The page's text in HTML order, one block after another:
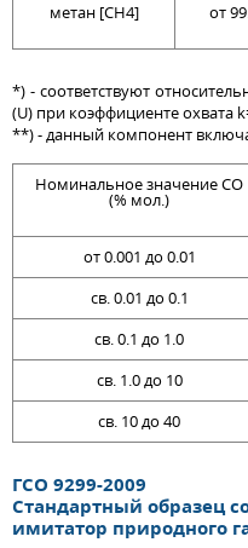
метан [CH4]
от
*) - соответствуют
(U) при коэффициенте охвата
**) - данный компонент
Номинальное значение СО
(% мол.)
от 0.001 до 0.01
св. 0.01 до 0.1
св. 0.1 до 1.0
св. 1.0 до 10
св. 10 до 40
ГСО 9299-2009
Стандартный образец
имитатор природного